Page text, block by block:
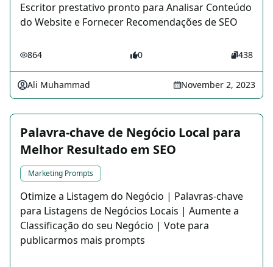
Escritor prestativo pronto para Analisar Conteúdo
do Website e Fornecer Recomendações de SEO
864 0 438
Ali Muhammad November 2, 2023
Palavra-chave de Negócio Local para
Melhor Resultado em SEO
Marketing Prompts
Otimize a Listagem do Negócio | Palavras-chave
para Listagens de Negócios Locais | Aumente a
Classificação do seu Negócio | Vote para
publicarmos mais prompts